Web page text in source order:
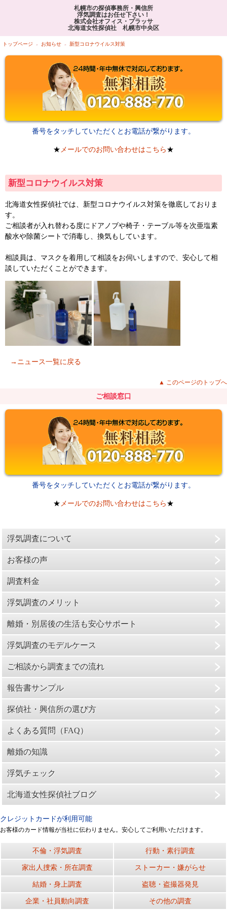
札幌市の探偵事務所・興信所
浮気調査はお任せ下さい！
株式会社オフィス・プラッサ
北海道女性探偵社 札幌市中央区
トップページ お知らせ 新型コロナウイルス対策
番号をタッチしていただくとお電話が繋がります。
★ メールでのお問い合わせはこちら★
新型コロナウイルス対策
北海道女性探偵社では、新型コロナウイルス対策を徹底しておりま
す。
ご相談者が入れ替わる度にドアノブや椅子・テーブル等を次亜塩素
酸水や除菌シートで消毒し、換気もしています。
相談員は、マスクを着用して相談をお伺いしますので、安心して相
談していただくことができます。
→ニュース一覧に戻る
▲ このページのトップへ
ご相談窓口
番号をタッチしていただくとお電話が繋がります。
★ メールでのお問い合わせはこちら★
浮気調査について
お客様の声
調査料金
浮気調査のメリット
離婚・別居後の生活も安心サポート
浮気調査のモデルケース
ご相談から調査までの流れ
報告書サンプル
探偵社・興信所の選び方
よくある質問（FAQ）
離婚の知識
浮気チェック
北海道女性探偵社ブログ
クレジットカードが利用可能
お客様のカード情報が当社に伝わりません。安心してご利用いただけます。
不倫・浮気調査 行動・素行調査
家出人捜索・所在調査 ストーカー・嫌がらせ
結婚・身上調査 盗聴・盗撮器発見
企業・社員動向調査 その他の調査